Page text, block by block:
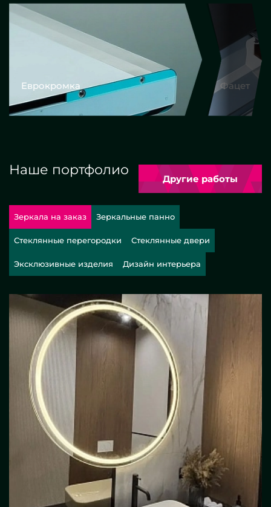
Еврокромка Фацет
Наше портфолио
Другие работы
Зеркала на заказ Зеркальные панно
Стеклянные перегородки Стеклянные двери
Эксклюзивные изделия Дизайн интерьера